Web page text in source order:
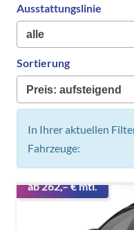
Ausstattungslinie
Sortierung
In Ihrer aktuellen
Fahrzeuge:
ab 262,– € mtl.